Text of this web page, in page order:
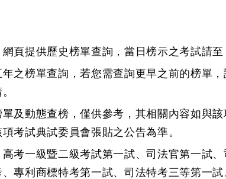
頁提供歷史榜單查詢，當日榜示之考試請至
之榜單查詢，若您需查詢更早之前的榜單
及動態查榜，僅供參考，其相關內容如與
考試典試委員會張貼之公告為準。
考一級暨二級考試第一試、司法官第一試、
專利商標特考第一試、司法特考三等第一